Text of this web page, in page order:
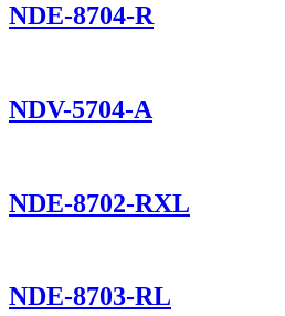
NDE-8704-R
NDV-5704-A
NDE-8702-RXL
NDE-8703-RL